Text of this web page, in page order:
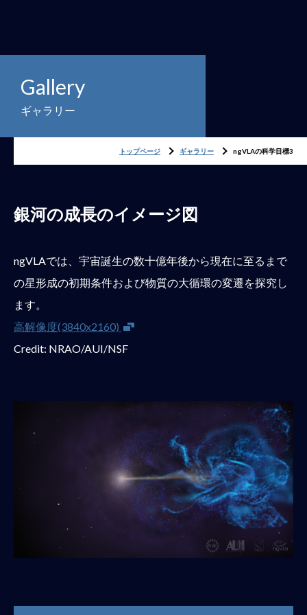
Gallery
ギャラリー
トップページ ギャラリー ngVLAの科学目標3
銀河の成長のイメージ図
ngVLAでは、宇宙誕生の数十億年後から現在に至るまで
の星形成の初期条件および物質の大循環の変遷を探究し
ます。
高解像度(3840x2160)
新しいウインドウが開きます
Credit: NRAO/AUI/NSF